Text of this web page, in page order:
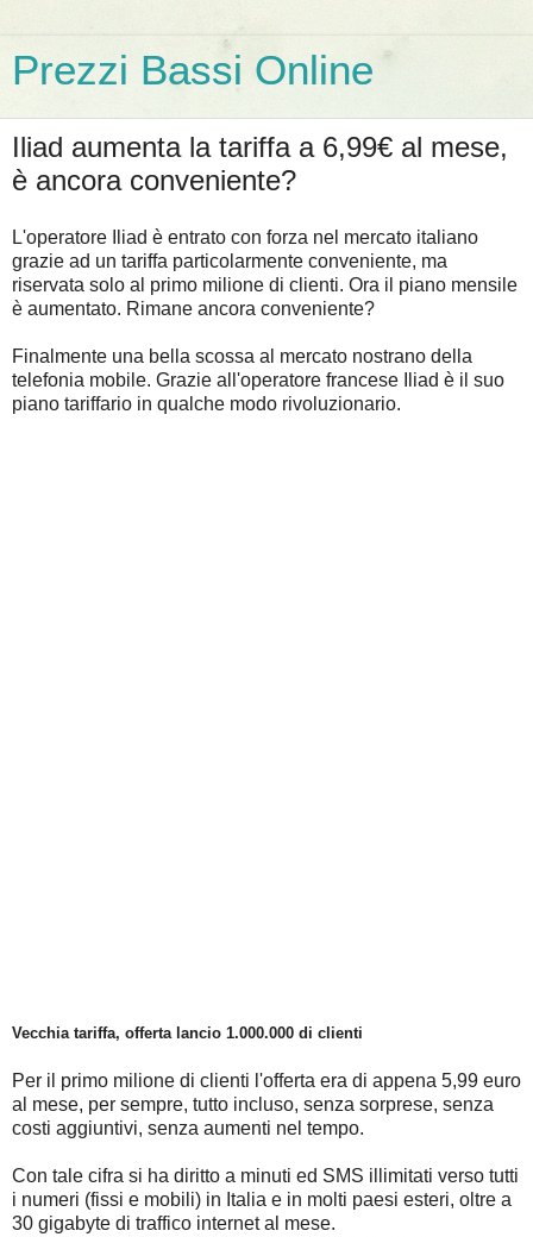
Prezzi Bassi Online
Iliad aumenta la tariffa a 6,99€ al mese,
è ancora conveniente?
L'operatore Iliad è entrato con forza nel mercato italiano
grazie ad un tariffa particolarmente conveniente, ma
riservata solo al primo milione di clienti. Ora il piano mensile
è aumentato. Rimane ancora conveniente?
Finalmente una bella scossa al mercato nostrano della
telefonia mobile. Grazie all'operatore francese Iliad è il suo
piano tariffario in qualche modo rivoluzionario.
Vecchia tariffa, offerta lancio 1.000.000 di clienti
Per il primo milione di clienti l'offerta era di appena 5,99 euro
al mese, per sempre, tutto incluso, senza sorprese, senza
costi aggiuntivi, senza aumenti nel tempo.
Con tale cifra si ha diritto a minuti ed SMS illimitati verso tutti
i numeri (fissi e mobili) in Italia e in molti paesi esteri, oltre a
30 gigabyte di traffico internet al mese.